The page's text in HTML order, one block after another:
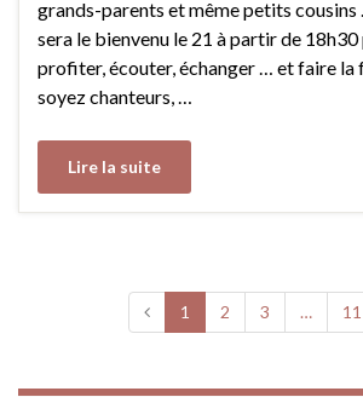
grands-parents et même petits
sera le bienvenu le 21 à partir de
profiter, écouter, échanger … et faire la
soyez chanteurs, …
Lire la suite
1 2 3 … 11